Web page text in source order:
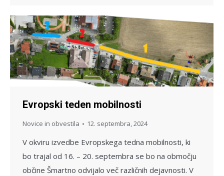
Evropski teden mobilnosti
Novice in obvestila 12. septembra, 2024
V okviru izvedbe Evropskega tedna mobilnosti, ki
bo trajal od 16. – 20. septembra se bo na območju
občine Šmartno odvijalo več različnih dejavnosti. V